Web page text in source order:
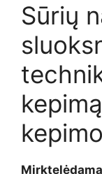
Sūrių